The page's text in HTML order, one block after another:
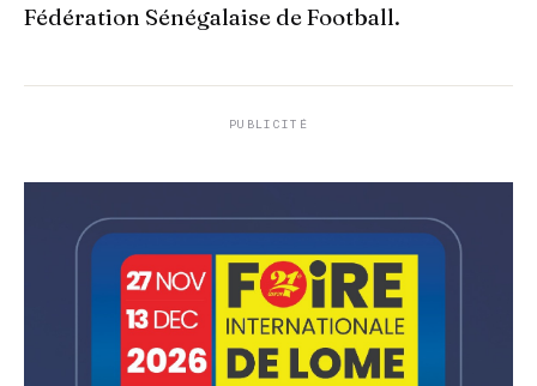
Fédération Sénégalaise de Football.
PUBLICITÉ